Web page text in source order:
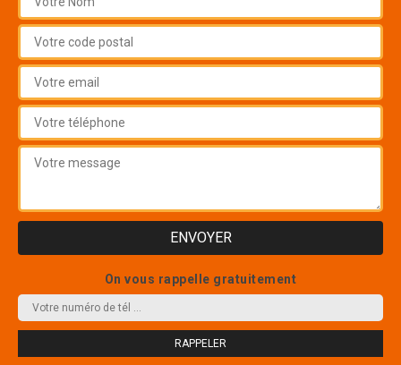
On vous rappelle gratuitement